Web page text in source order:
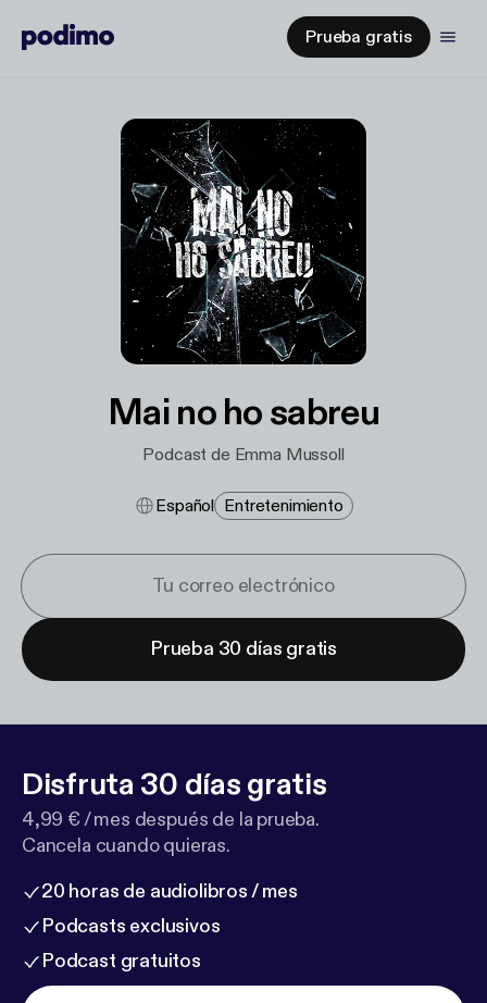
Prueba gratis
Mai no ho sabreu
Podcast de Emma Mussoll
Español Entretenimiento
Prueba 30 días gratis
Disfruta 30 días gratis
4,99 € / mes después de la prueba.
Cancela cuando quieras.
20 horas de audiolibros / mes
Podcasts exclusivos
Podcast gratuitos